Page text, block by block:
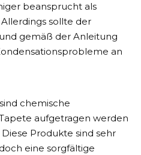
beansprucht als
sollte der
gemäß der Anleitung
an
chemische
aufgetragen werden
Produkte sind sehr
eine sorgfältige